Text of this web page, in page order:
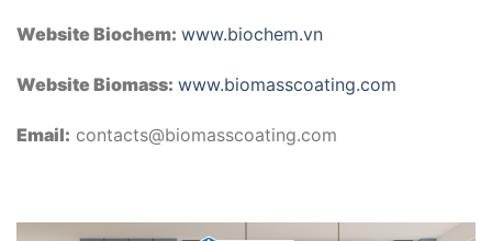
Website Biochem: www.biochem.vn
Website Biomass: www.biomasscoating.com
Email: contacts@biomasscoating.com